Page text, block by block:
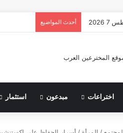
أحدث المواضيع
اختراعات مبدعون استثمار